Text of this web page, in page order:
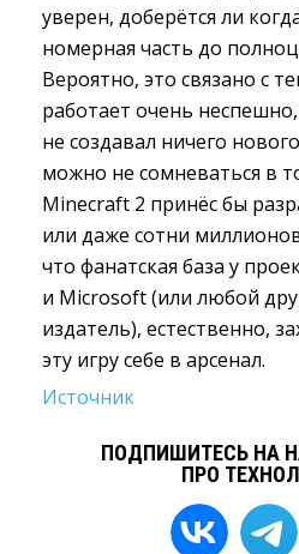
уверен, доберётся ли
номерная часть до
Вероятно, это связано с
работает очень
не создавал ничего
можно не сомневаться в
Minecraft 2 принёс бы
или даже сотни
что фанатская база у
и Microsoft (или любой
издатель), естественно,
эту игру себе в арсенал.
Источник
ПОДПИШИТЕСЬ НА
ПРО